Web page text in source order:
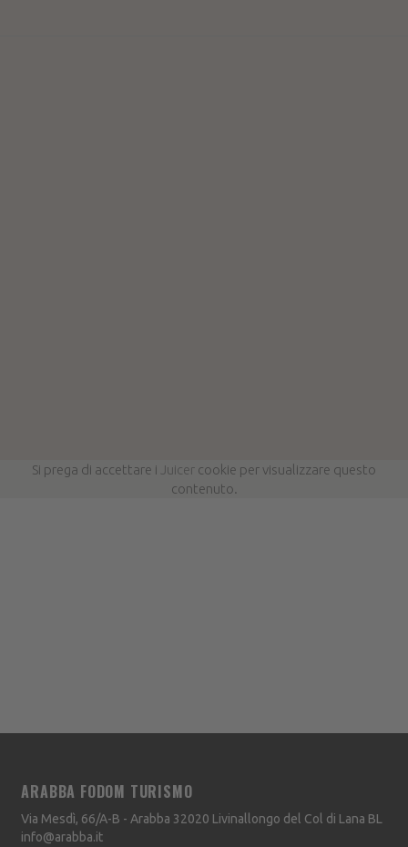
Si prega di accettare i Juicer cookie per visualizzare questo
contenuto.
ARABBA FODOM TURISMO
Via Mesdì, 66/A-B - Arabba 32020 Livinallongo del Col di Lana BL
info@arabba.it